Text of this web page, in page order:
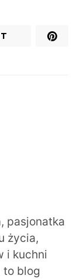
pasjonatka
życia,
i kuchni
to blog